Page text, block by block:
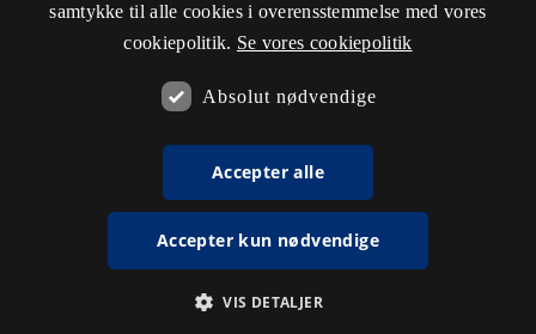
samtykke til alle cookies i overensstemmelse med vores
cookiepolitik. Se vores cookiepolitik
Absolut nødvendige
Accepter alle
Accepter kun nødvendige
VIS DETALJER